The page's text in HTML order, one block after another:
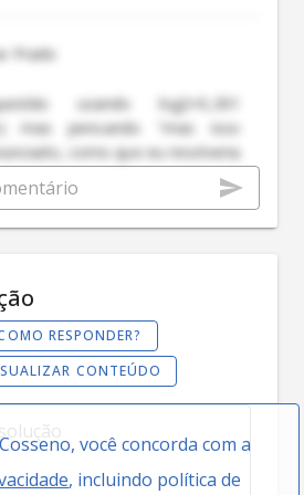
você concorda com a
, incluindo política de
Prado
usando log2=0,301
mas pensando "mas isso
como que eu resolveria
pela solução, ajudou muito!
RESPONDER?
CONTEÚDO